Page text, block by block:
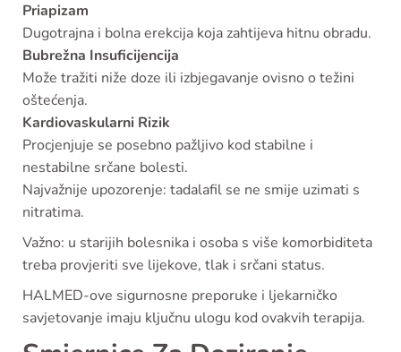
Priapizam
Dugotrajna i bolna erekcija koja zahtijeva hitnu obradu.
Bubrežna Insuficijencija
Može tražiti niže doze ili izbjegavanje ovisno o težini
oštećenja.
Kardiovaskularni Rizik
Procjenjuje se posebno pažljivo kod stabilne i
nestabilne srčane bolesti.
Najvažnije upozorenje: tadalafil se ne smije uzimati s
nitratima.
Važno: u starijih bolesnika i osoba s više komorbiditeta
treba provjeriti sve lijekove, tlak i srčani status.
HALMED-ove sigurnosne preporuke i ljekarničko
savjetovanje imaju ključnu ulogu kod ovakvih terapija.